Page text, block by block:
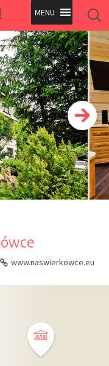
www.naswierkowce.eu